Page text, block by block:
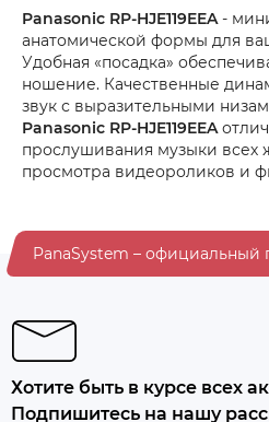
Panasonic RP-HJE119EEA-
анатомической формы для
Удобная «посадка»
ношение. Качественные
звук с выразительными
Panasonic RP-HJE119EEA
прослушивания музыки всех
просмотра видеороликов и
PanaSystem – официальный
Хотите быть в курсе всех
Подпишитесь на нашу